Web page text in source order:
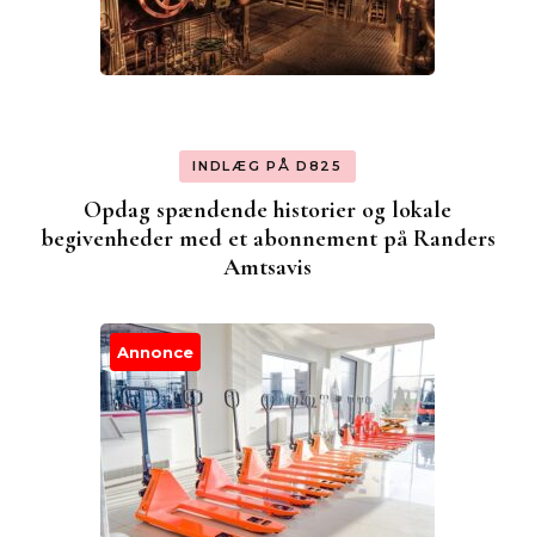
INDLÆG PÅ D825
Opdag spændende historier og lokale
begivenheder med et abonnement på Randers
Amtsavis
Annonce